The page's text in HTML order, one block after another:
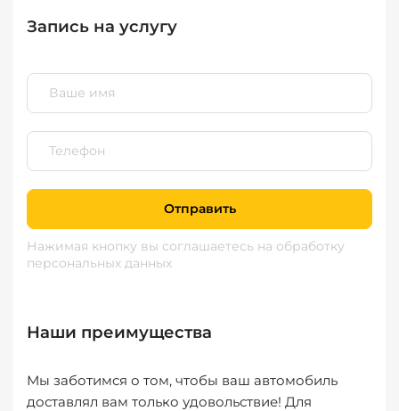
Запись на услугу
Отправить
Нажимая кнопку вы соглашаетесь на обработку
персональных данных
Наши преимущества
Мы заботимся о том, чтобы ваш автомобиль
доставлял вам только удовольствие! Для